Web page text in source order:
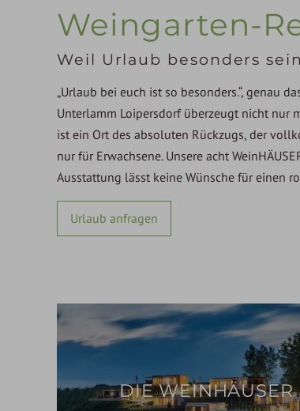
Weingarten-
Weil Urlaub besonders
„Urlaub bei euch ist so besonders.“, genau
Unterlamm Loipersdorf überzeugt nicht nur
ist ein Ort des absoluten Rückzugs, der
nur für Erwachsene. Unsere acht
Ausstattung lässt keine Wünsche für einen
Urlaub anfragen
DIE WEINHÄUSER